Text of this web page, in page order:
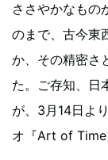
ささやかなもの
のまで、古今東
か、その精密さ
た。ご存知、日
が、3月14日よ
オ『Art of Time